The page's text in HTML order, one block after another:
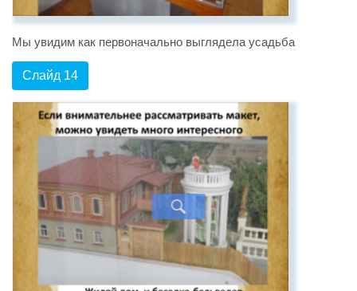
Мы увидим как первоначально выглядела усадьба
Слайд 14